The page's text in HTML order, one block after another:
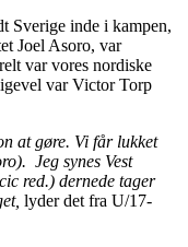
Sverige inde i kampen,
Joel Asoro, var
var vores nordiske
var Victor Torp
at gøre. Vi får lukket
Jeg synes Vest
red.) dernede tager
lyder det fra U/17-